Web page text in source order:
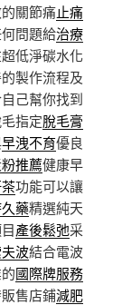
關節痛止痛
問題給治療
低淨碳水化
製作流程及
己幫你找到
指定脫毛膏
早洩不育優良
推薦健康早
功能可以讓
藥精選純天
產後鬆弛采
波結合電波
國際牌服務
售店鋪減肥